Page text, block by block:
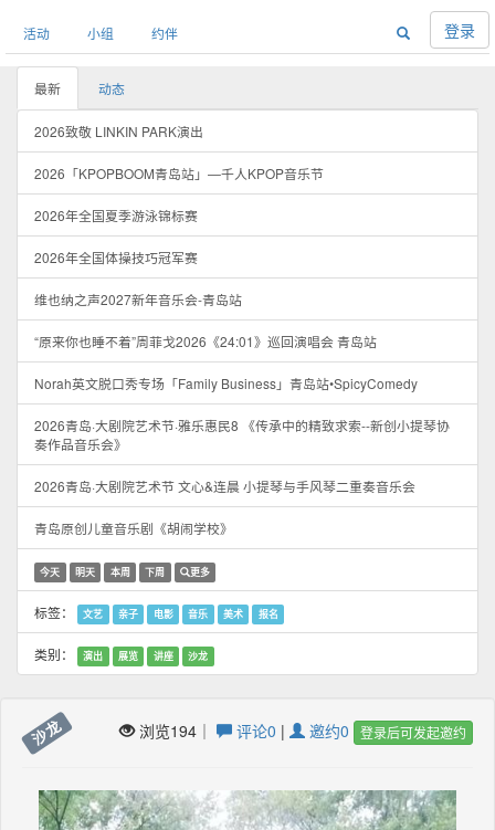
活动 小组 约伴 登录
最新 动态
2026致敬 LINKIN PARK演出
2026「KPOPBOOM青岛站」—千人KPOP音乐节
2026年全国夏季游泳锦标赛
2026年全国体操技巧冠军赛
维也纳之声2027新年音乐会-青岛站
“原来你也睡不着”周菲戈2026《24:01》巡回演唱会 青岛站
Norah英文脱口秀专场「Family Business」青岛站•SpicyComedy
2026青岛·大剧院艺术节·雅乐惠民8 《传承中的精致求索--新创小提琴协
奏作品音乐会》
2026青岛·大剧院艺术节 文心&连晨 小提琴与手风琴二重奏音乐会
青岛原创儿童音乐剧《胡闹学校》
今天 明天 本周 下周 更多
标签： 文艺 亲子 电影 音乐 美术 报名
类别： 演出 展览 讲座 沙龙
沙龙 浏览194｜ 评论0 | 邀约0 登录后可发起邀约